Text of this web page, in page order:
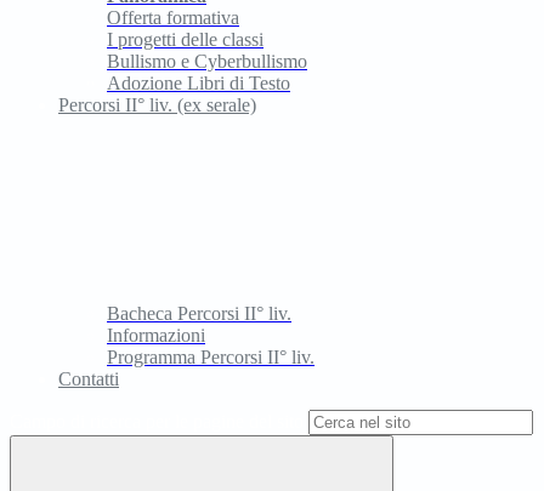
Offerta formativa
I progetti delle classi
Bullismo e Cyberbullismo
Adozione Libri di Testo
Percorsi II° liv. (ex serale)
Bacheca Percorsi II° liv.
Informazioni
Programma Percorsi II° liv.
Contatti